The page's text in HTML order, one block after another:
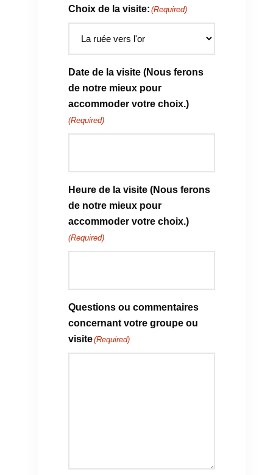
Choix de la visite: (Required)
Date de la visite (Nous ferons
de notre mieux pour
accommoder votre choix.)
(Required)
Heure de la visite (Nous ferons
de notre mieux pour
accommoder votre choix.)
(Required)
Questions ou commentaires
concernant votre groupe ou
visite(Required)